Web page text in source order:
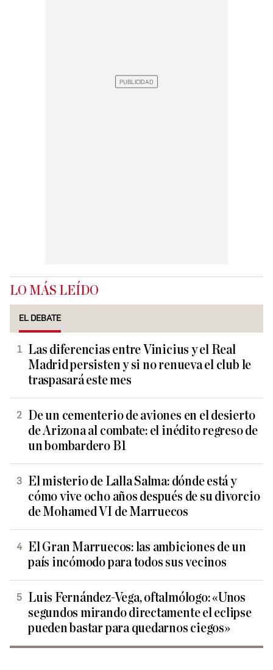
LO MÁS LEÍDO
EL DEBATE
Las diferencias entre Vinicius y el Real
Madrid persisten y si no renueva el club le
traspasará este mes
De un cementerio de aviones en el desierto
de Arizona al combate: el inédito regreso de
un bombardero B1
El misterio de Lalla Salma: dónde está y
cómo vive ocho años después de su divorcio
de Mohamed VI de Marruecos
El Gran Marruecos: las ambiciones de un
país incómodo para todos sus vecinos
Luis Fernández-Vega, oftalmólogo: «Unos
segundos mirando directamente el eclipse
pueden bastar para quedarnos ciegos»